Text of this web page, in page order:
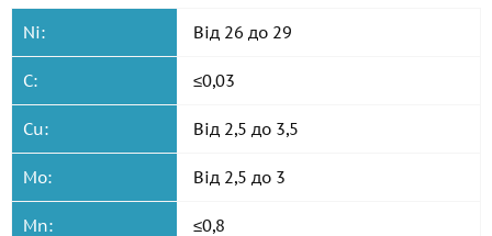
Ni: Від 26 до 29
C: ≤0,03
Cu: Від 2,5 до 3,5
Mo: Від 2,5 до 3
Mn: ≤0,8